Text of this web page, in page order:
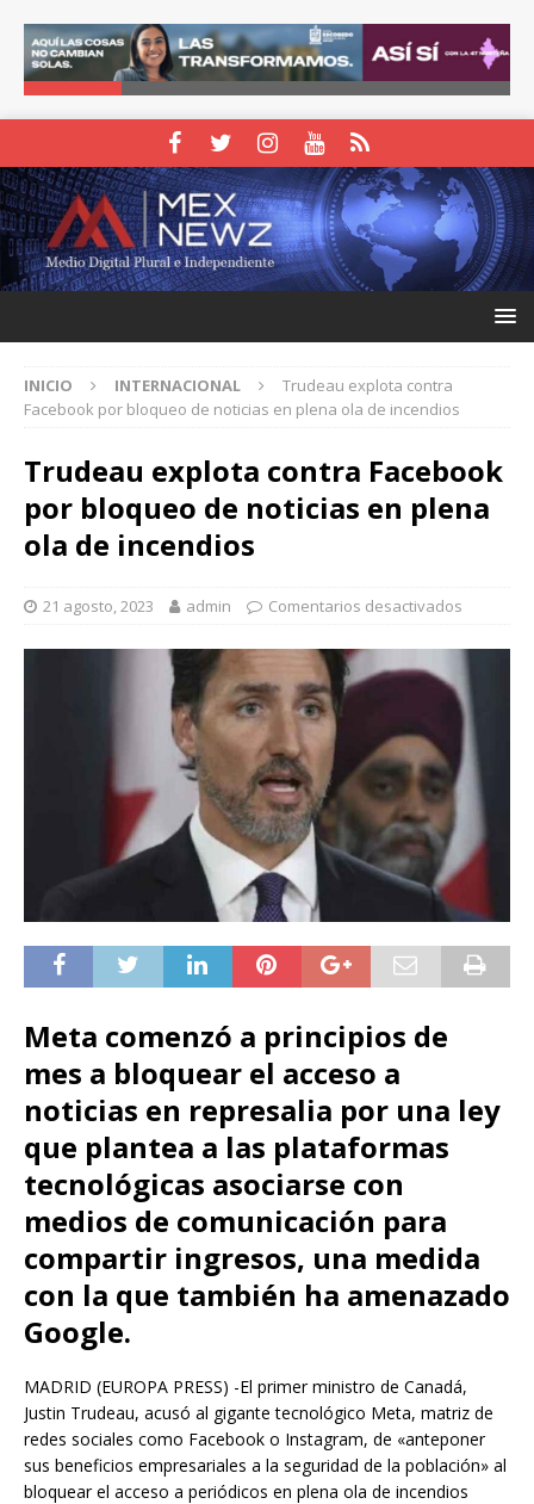
INICIO INTERNACIONAL
Trudeau explota contra
Facebook por bloqueo de noticias en plena ola de incendios
Trudeau explota contra Facebook
por bloqueo de noticias en plena
ola de incendios
21 agosto, 2023 admin Comentarios desactivados
Meta comenzó a principios de
mes a bloquear el acceso a
noticias en represalia por una ley
que plantea a las plataformas
tecnológicas asociarse con
medios de comunicación para
compartir ingresos, una medida
con la que también ha amenazado
Google.
MADRID (EUROPA PRESS) -El primer ministro de Canadá,
Justin Trudeau, acusó al gigante tecnológico Meta, matriz de
redes sociales como Facebook o Instagram, de «anteponer
sus beneficios empresariales a la seguridad de la población» al
bloquear el acceso a periódicos en plena ola de incendios